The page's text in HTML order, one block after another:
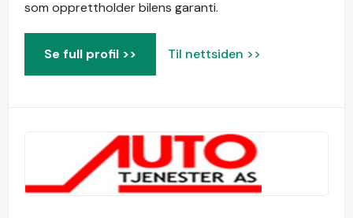
som opprettholder bilens garanti.
Se full profil >> Til nettsiden >>